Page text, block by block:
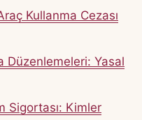
Kullanma Cezası
Düzenlemeleri: Yasal
Sigortası: Kimler